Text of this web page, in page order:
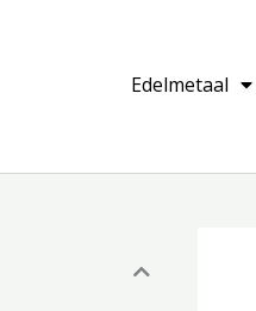
Edelmetaal